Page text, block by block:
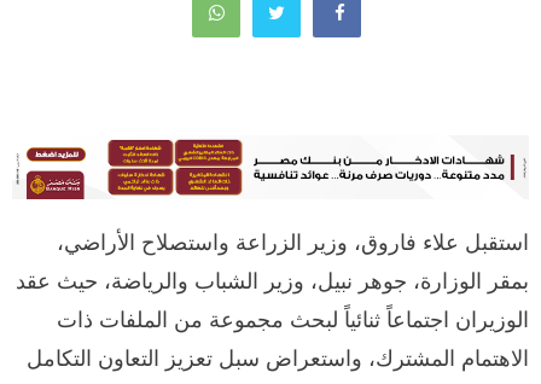
استقبل علاء فاروق، وزير الزراعة واستصلاح الأراضي،
بمقر الوزارة، جوهر نبيل، وزير الشباب والرياضة، حيث عقد
الوزيران اجتماعاً ثنائياً لبحث مجموعة من الملفات ذات
الاهتمام المشترك، واستعراض سبل تعزيز التعاون التكامل